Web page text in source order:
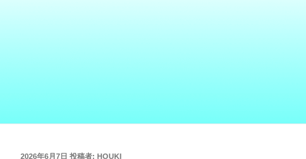
投
2026年6月7日 投稿者: HOUKI